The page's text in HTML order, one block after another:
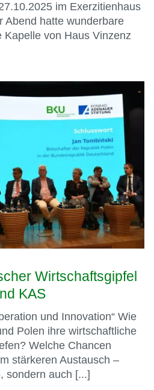
im Exerzitienhaus
Abend hatte wunderbare
Kapelle von Haus Vinzenz
Wirtschaftsgipfel
KAS
und Innovation“ Wie
Polen ihre wirtschaftliche
Welche Chancen
stärkeren Austausch –
sondern auch [...]